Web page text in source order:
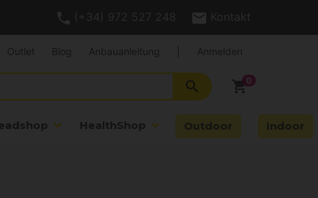
(+34) 972 527 248 Kontakt
shopping_cart
search
HealthShop Outdoor Indoor
Outlet Blog Anbauanleitung Anmelden